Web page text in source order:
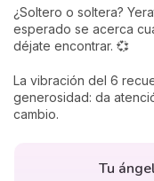
¿Soltero o soltera?
esperado se acerca
déjate encontrar. 💞
La vibración del 6
generosidad: da
cambio.
Tu